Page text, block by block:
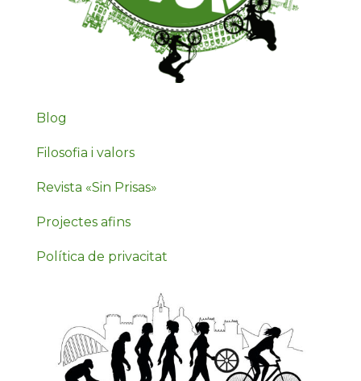
Blog
Filosofia i valors
Revista «Sin Prisas»
Projectes afins
Política de privacitat